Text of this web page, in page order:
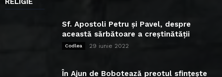
Sf. Apostoli Petru și Pavel, despre
această sărbătoare a creștinătății
Codlea 29 iunie 2022
În Ajun de Bobotează preotul sfințește